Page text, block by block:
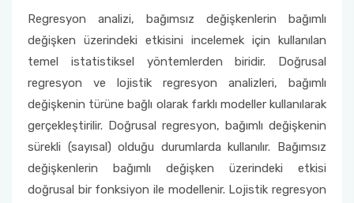
Regresyon analizi, bağımsız değişkenlerin bağımlı
değişken üzerindeki etkisini incelemek için kullanılan
temel istatistiksel yöntemlerden biridir. Doğrusal
regresyon ve lojistik regresyon analizleri, bağımlı
değişkenin türüne bağlı olarak farklı modeller kullanılarak
gerçekleştirilir. Doğrusal regresyon, bağımlı değişkenin
sürekli (sayısal) olduğu durumlarda kullanılır. Bağımsız
değişkenlerin bağımlı değişken üzerindeki etkisi
doğrusal bir fonksiyon ile modellenir. Lojistik regresyon